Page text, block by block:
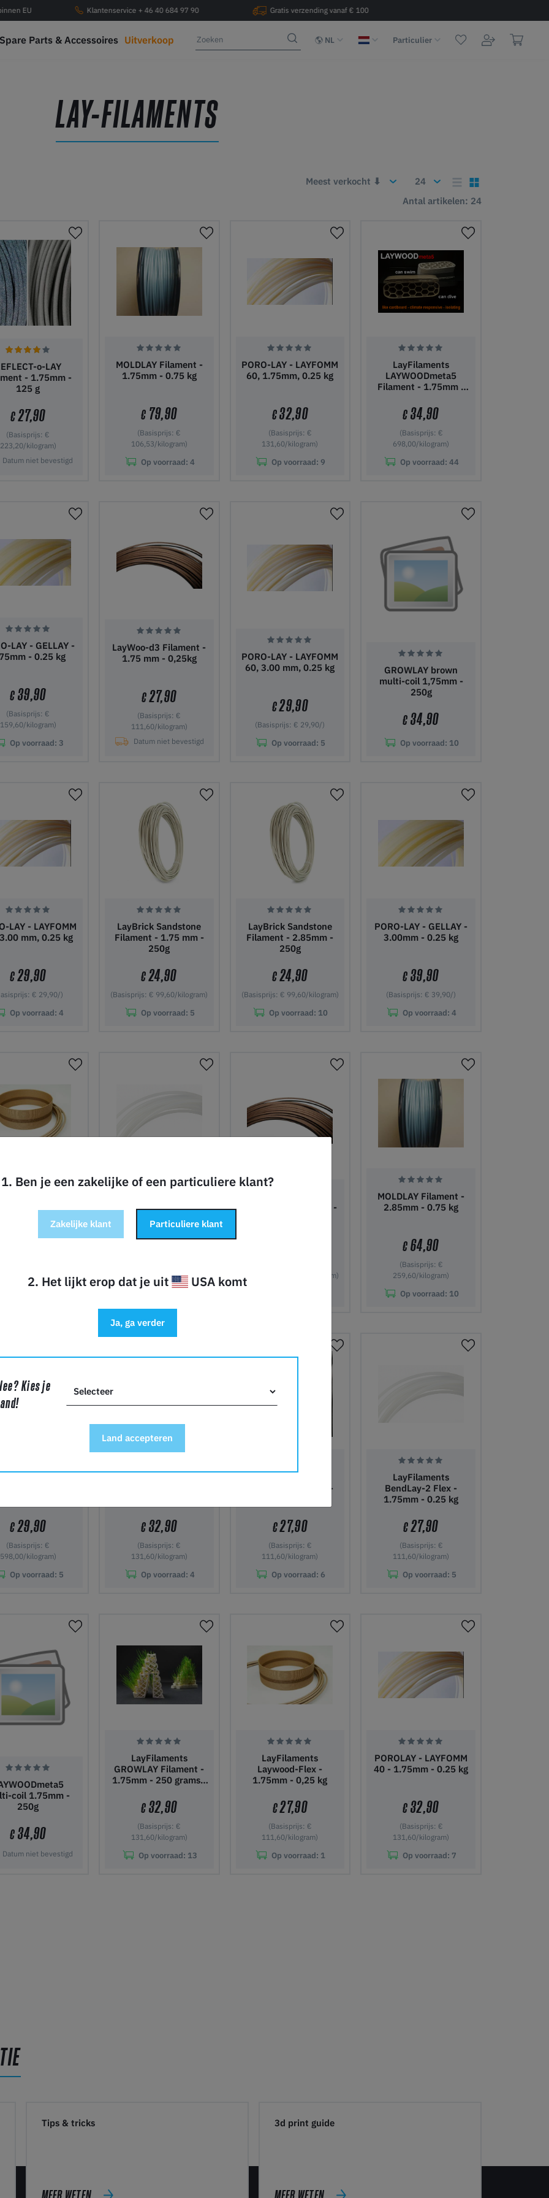
EU Klantenservice + 46 40 684 97 90 Gratis verzending vanaf € 100
Spare Parts & Accessoires Uitverkoop NL Particulier
LAY-FILAMENTS
Antal artikelen: 24
o-LAY
- 1.75mm -
125 g
€27,90
(Basisprijs: €
223,20/kilogram)
Datum niet bevestigd
MOLDLAY Filament -
1.75mm - 0.75 kg
€ 79,90
(Basisprijs: €
106,53/kilogram)
Op voorraad: 4
PORO-LAY - LAYFOMM
60, 1.75mm, 0.25 kg
€32,90
(Basisprijs: €
131,60/kilogram)
Op voorraad: 9
LayFilaments
LAYWOODmeta5
Filament - 1.75mm -
€34,90
(Basisprijs: €
698,00/kilogram)
Op voorraad: 44
LAY - GELLAY -
- 0.25 kg
€39,90
(Basisprijs: €
159,60/kilogram)
Op voorraad: 3
LayWoo-d3 Filament -
1.75 mm - 0,25kg
€27,90
(Basisprijs: €
111,60/kilogram)
Datum niet bevestigd
PORO-LAY - LAYFOMM
60, 3.00 mm, 0.25 kg
€29,90
(Basisprijs: € 29,90/)
Op voorraad: 5
GROWLAY brown
multi-coil 1,75mm -
250g
€34,90
Op voorraad: 10
LAY - LAYFOMM
mm, 0.25 kg
€29,90
€ 29,90/)
Op voorraad: 4
LayBrick Sandstone
Filament - 1.75 mm -
250g
€24,90
(Basisprijs: € 99,60/kilogram)
Op voorraad: 5
LayBrick Sandstone
Filament - 2.85mm -
250g
€24,90
(Basisprijs: € 99,60/kilogram)
Op voorraad: 10
PORO-LAY - GELLAY -
3.00mm - 0.25 kg
€39,90
(Basisprijs: € 39,90/)
Op voorraad: 4
Flex -
- 0,25 kg
111,60/kilogram)
Datum niet bevestigd
BendLay-2 Flex -
2.85mm - 0.25 kg
27,90
111,60/kilogram)
In winkelwagen
LayWoo-d3 Filament -
(Basisprijs: € 99,60/kilogram)
MOLDLAY Filament -
2.85mm - 0.75 kg
€64,90
(Basisprijs: €
259,60/kilogram)
Op voorraad: 10
250 g
€29,90
(Basisprijs: €
598,00/kilogram)
Op voorraad: 5
€32,90
(Basisprijs: €
131,60/kilogram)
Op voorraad: 4
Filament - 2.85mm -
€27,90
(Basisprijs: €
111,60/kilogram)
Op voorraad: 6
LayFilaments
BendLay-2 Flex -
1.75mm - 0.25 kg
€27,90
(Basisprijs: €
111,60/kilogram)
Op voorraad: 5
coil 1.75mm -
250g
€34,90
Datum niet bevestigd
LayFilaments
GROWLAY Filament -
1.75mm - 250 grams -
€32,90
(Basisprijs: €
131,60/kilogram)
Op voorraad: 13
LayFilaments
Laywood-Flex -
1.75mm - 0,25 kg
€27,90
(Basisprijs: €
111,60/kilogram)
Op voorraad: 1
POROLAY - LAYFOMM
40 - 1.75mm - 0.25 kg
€32,90
(Basisprijs: €
131,60/kilogram)
Op voorraad: 7
Tips & tricks 3d print guide
1. Ben je een zakelijke of een particuliere klant?
Zakelijke klant Particuliere klant
2. Het lijkt erop dat je uit USA komt
Ja, ga verder
Kies je
Land accepteren